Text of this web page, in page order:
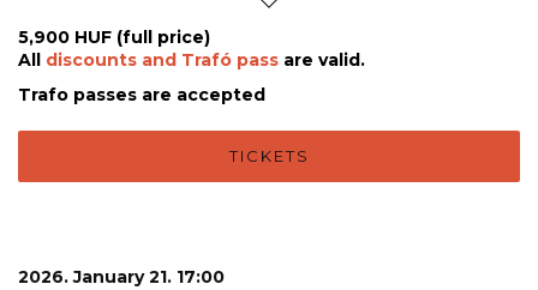
5,900 HUF (full price)
All discounts and Trafó pass are valid.
Trafo passes are accepted
TICKETS
2026. January 21. 17:00